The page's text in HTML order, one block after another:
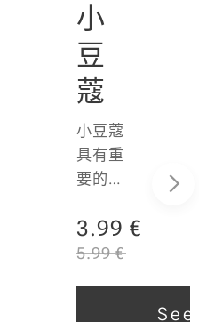
小
豆
蔻
小豆蔻
具有重
要的芳
味特
性。在
3.99 €
5.99€
See